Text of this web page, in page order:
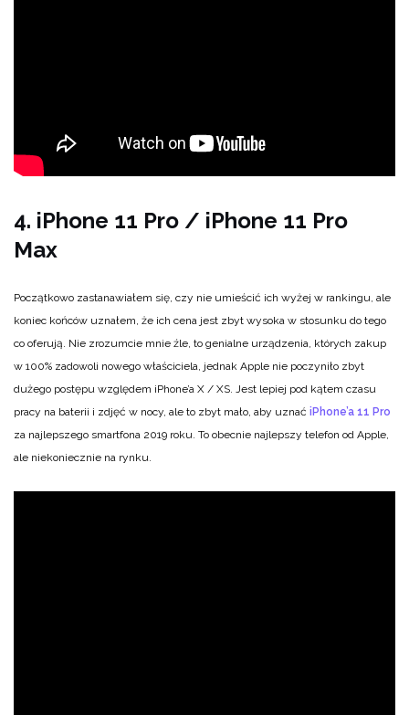
4. iPhone 11 Pro / iPhone 11 Pro
Max
Początkowo zastanawiałem się, czy nie umieścić ich wyżej w rankingu, ale
koniec końców uznałem, że ich cena jest zbyt wysoka w stosunku do tego
co oferują. Nie zrozumcie mnie źle, to genialne urządzenia, których zakup
w 100% zadowoli nowego właściciela, jednak Apple nie poczyniło zbyt
dużego postępu względem iPhone’a X / XS. Jest lepiej pod kątem czasu
pracy na baterii i zdjęć w nocy, ale to zbyt mało, aby uznać iPhone’a 11 Pro
za najlepszego smartfona 2019 roku. To obecnie najlepszy telefon od Apple,
ale niekoniecznie na rynku.